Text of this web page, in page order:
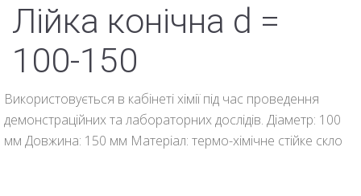
Лійка конічна d =
100-150
Використовується в кабінеті хімії під час проведення
демонстраційних та лабораторних дослідів. Діаметр: 100
мм Довжина: 150 мм Матеріал: термо-хімічне стійке скло